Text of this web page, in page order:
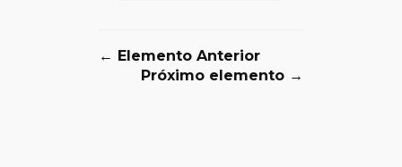
← Elemento Anterior
Próximo elemento →